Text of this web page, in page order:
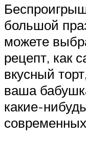
большой
можете
рецепт, как
вкусный
ваша
какие-